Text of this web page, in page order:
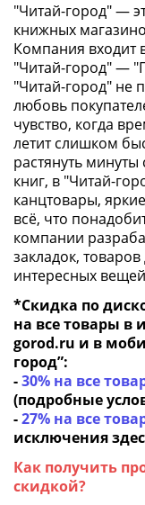
"Читай-город" —
книжных
Компания входит
"Читай-город" —
"Читай-город" не
любовь
чувство, когда
летит слишком
растянуть
книг, в "Читай-
канцтовары,
всё, что
компании
закладок,
интересных
*Скидка по
на все товары в
gorod.ru и в
город”:
-30% на все
(подробные
-27% на все
исключения
Как получить
скидкой?